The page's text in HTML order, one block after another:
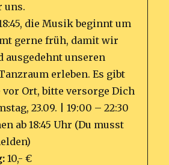
uns.
die Musik beginnt um
gerne früh, damit wir
ausgedehnt unseren
erleben. Es gibt
Ort, bitte versorge Dich
23.09. | 19:00 – 22:30
ab 18:45 Uhr (Du musst
10,- €